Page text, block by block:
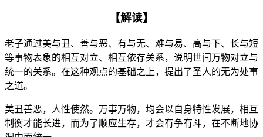
【解读】
老子通过美与丑、善与恶、有与无、难与易、高与下、长与短
等事物表象的相互对立、相互依存关系，说明世间万物对立与
统一的关系。在这种观点的基础之上，提出了圣人的无为处事
之道。
美丑善恶，人性使然。万事万物，均会以自身特性发展，相互
制衡才能长进，而为了顺应生存，才会有争有斗，在不断地协